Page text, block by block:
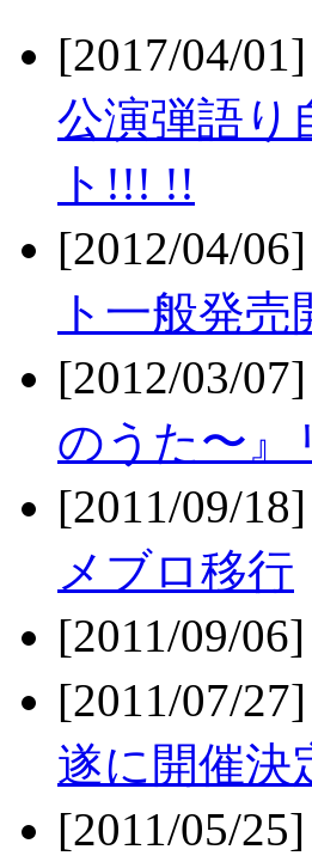
[2017/04/
公演弾語り
ト!!! !!
[2012/04/
ト一般発売
[2012/03/
のうた〜』
[2011/09/
メブロ移行
[2011/09/
[2011/07/
遂に開催決
[2011/05/